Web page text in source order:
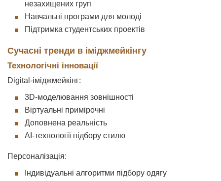
незахищених груп
Навчальні програми для молоді
Підтримка студентських проектів
Сучасні тренди в іміджмейкінгу
Технологічні інновації
Digital-іміджмейкінг:
3D-моделювання зовнішності
Віртуальні примірочні
Доповнена реальність
AI-технології підбору стилю
Персоналізація:
Індивідуальні алгоритми підбору одягу